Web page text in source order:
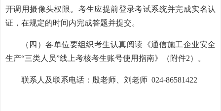
开调用摄像头权限。考生应提前登录考试系统并完成实名认
证，在规定的时间内完成答题并提交。
（四）各单位要组织考生认真阅读《通信施工企业安全
生产“三类人员”线上考核考生账号使用指南》（附件2）。
联系人及联系电话：殷老师、刘老师 024-86581422